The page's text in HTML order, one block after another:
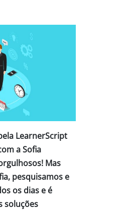
LearnerScript
a Sofia
Mas
pesquisamos e
os dias e é
soluções